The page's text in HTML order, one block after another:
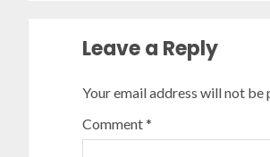
Leave a Reply
Your email address will not be
Comment*